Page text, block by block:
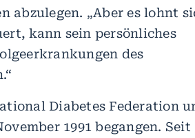
abzulegen. „Aber es lohnt
kann sein persönliches
des
Diabetes Federation
1991 begangen. Seit